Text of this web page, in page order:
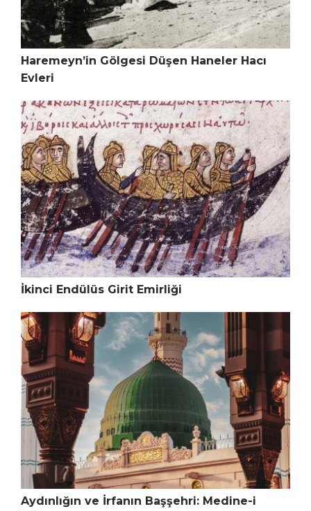
Haremeyn’in Gölgesi Düşen Haneler Hacı
Evleri
İkinci Endülüs Girit Emirliği
Aydınlığın ve İrfanın Başşehri: Medine-i